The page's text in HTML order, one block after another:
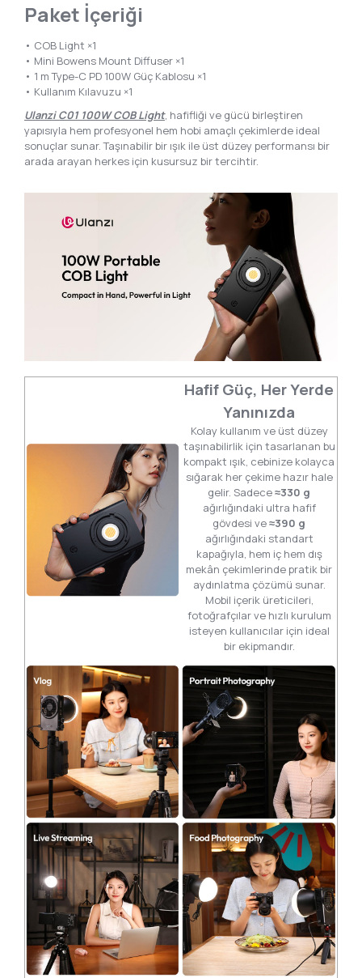
Paket İçeriği
• COB Light ×1
• Mini Bowens Mount Diffuser ×1
• 1 m Type-C PD 100W Güç Kablosu ×1
• Kullanım Kılavuzu ×1
Ulanzi C01 100W COB Light, hafifliği ve gücü birleştiren
yapısıyla hem profesyonel hem hobi amaçlı çekimlerde ideal
sonuçlar sunar. Taşınabilir bir ışık ile üst düzey performansı bir
arada arayan herkes için kusursuz bir tercihtir.
Hafif Güç, Her Yerde
Yanınızda
Kolay kullanım ve üst düzey
taşınabilirlik için tasarlanan bu
kompakt ışık, cebinize kolayca
sığarak her çekime hazır hale
gelir. Sadece≈330 g
ağırlığındaki ultra hafif
gövdesi ve≈390 g
ağırlığındaki standart
kapağıyla, hem iç hem dış
mekân çekimlerinde pratik bir
aydınlatma çözümü sunar.
Mobil içerik üreticileri,
fotoğrafçılar ve hızlı kurulum
isteyen kullanıcılar için ideal
bir ekipmandır.